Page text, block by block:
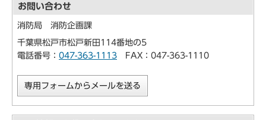
お問い合わせ
消防局 消防企画課
千葉県松戸市松戸新田114番地の5
電話番号： 047-363-1113 FAX：047-363-1110
専用フォームからメールを送る